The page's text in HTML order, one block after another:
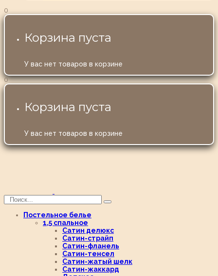
0
Корзина пуста
У вас нет товаров в корзине
0
Корзина пуста
У вас нет товаров в корзине
Постельное белье
1,5 спальное
Сатин делюкс
Сатин-страйп
Сатин-фланель
Сатин-тенсел
Сатин-жатый шелк
Сатин-жаккард